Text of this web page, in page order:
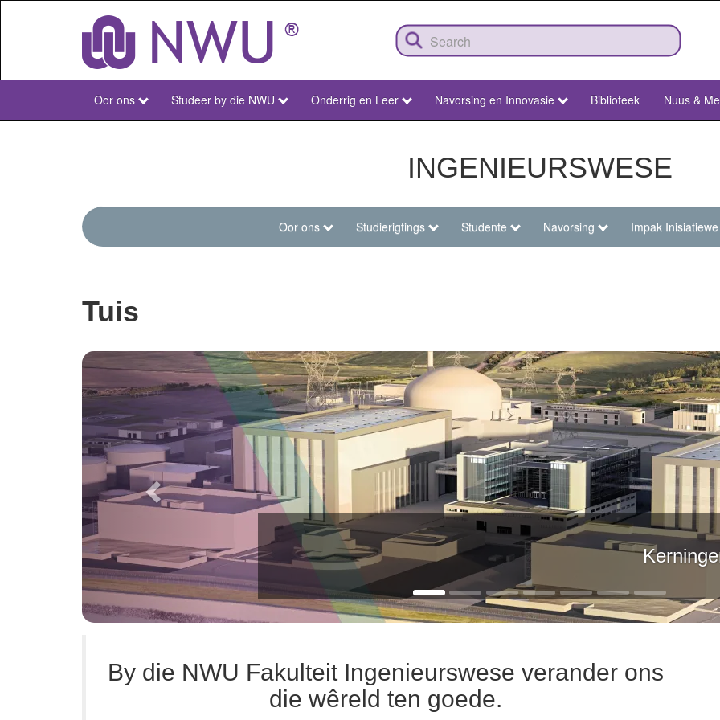
NWU
Oor ons Studeer by die NWU Onderrig en Leer Navorsing en Innovasie Biblioteek Nuus &
INGENIEURSWESE
menu-
Oor ons Studierigtings Studente Navorsing Impak Inisiatiewe
Tuis
Kerningenieurswese
Previous
By die NWU Fakulteit Ingenieurswese verander ons
die wêreld ten goede.